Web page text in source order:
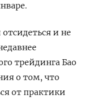
и не
трейдинга Бао
о том, что
от практики